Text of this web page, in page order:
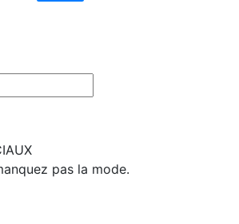
pas la mode.